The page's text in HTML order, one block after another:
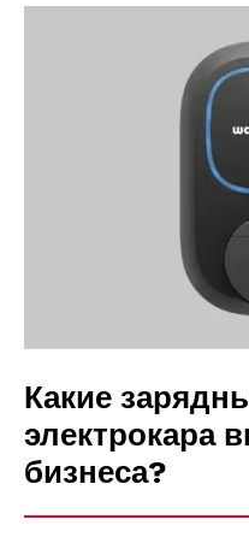
Какие
электрокара
бизнеса?